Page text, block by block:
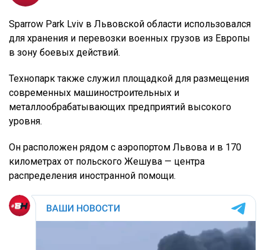
Sparrow Park Lviv в Львовской области использовался
для хранения и перевозки военных грузов из Европы
в зону боевых действий.
Технопарк также служил площадкой для размещения
современных машиностроительных и
металлообрабатывающих предприятий высокого
уровня.
Он расположен рядом с аэропортом Львова и в 170
километрах от польского Жешува — центра
распределения иностранной помощи.